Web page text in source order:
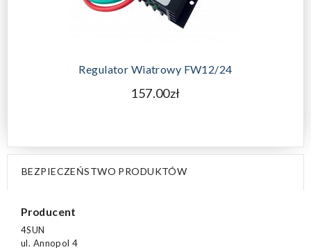
Regulator Wiatrowy FW12/24
157.00zł
BEZPIECZEŃSTWO PRODUKTÓW
Producent
4SUN
ul. Annopol 4